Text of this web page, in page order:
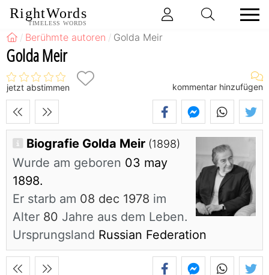
RightWords
TIMELESS WORDS
Berühmte autoren Golda Meir
Golda Meir
jetzt abstimmen kommentar hinzufügen
Biografie Golda Meir (1898)
Wurde am geboren 03 may
1898.
Er starb am 08 dec 1978 im
Alter 80 Jahre aus dem Leben.
Ursprungsland Russian Federation